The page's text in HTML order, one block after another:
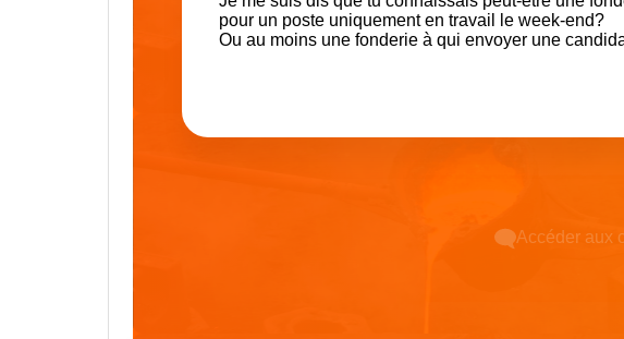
pour un poste uniquement en travail le week-end?
Ou au moins une fonderie à qui envoyer une
Accéder aux